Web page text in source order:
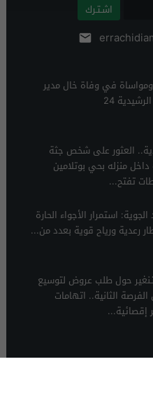
اشـتـرك
في وفاة خال مدير
24
العثور على شخص جثة
منزله بحي بوتلامين
تفتح...
الجوية: استمرار الأجواء الحارة
رعدية ورياح قوية بعدد من...
حول طلب عروض لتوسيع
الثانية.. اتهامات
إقصائية...